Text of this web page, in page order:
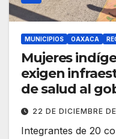
MUNICIPIOS OAXACA
Mujeres
exigen
de salud al
22 DE DICIEMBRE
Integrantes de 20